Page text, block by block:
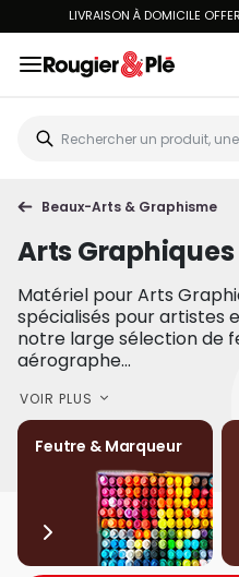
LIVRAISON À DOMICILE
Beaux-Arts & Graphisme
Arts Graphiques
Matériel pour Arts
spécialisés pour artistes
notre large sélection de
aérographe...
VOIR PLUS
Feutre & Marqueur